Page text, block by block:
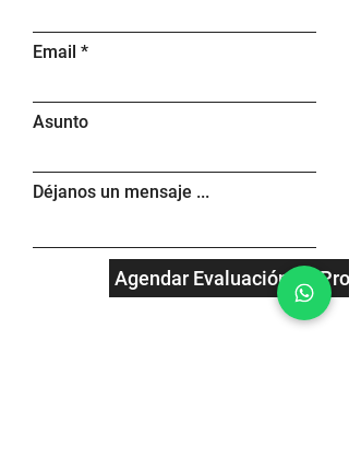
Email
Asunto
Déjanos un mensaje ...
Agendar Evaluación de